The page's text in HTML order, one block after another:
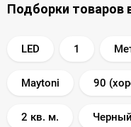
Подборки товаров
LED 1
Maytoni 90
2 кв. м. Черный